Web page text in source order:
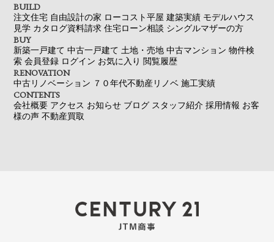
BUILD
注文住宅 自由設計の家 ローコスト平屋 建築実績 モデルハウス
見学 カタログ資料請求 住宅ローン相談 シングルマザーの方
BUY
新築一戸建て 中古一戸建て 土地・売地 中古マンション 物件検
索 会員登録 ログイン お気に入り 閲覧履歴
RENOVATION
中古リノベーション ７０年代不動産リノベ 施工実績
CONTENTS
会社概要 アクセス お知らせ ブログ スタッフ紹介 採用情報 お客
様の声 不動産買取